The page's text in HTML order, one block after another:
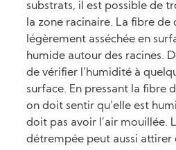
substrats, il est possible de
la zone racinaire. La fibre de
légèrement asséchée en
humide autour des racines.
de vérifier l’humidité à
surface. En pressant la fibre
on doit sentir qu’elle est
doit pas avoir l’air mouillée.
détrempée peut aussi attirer